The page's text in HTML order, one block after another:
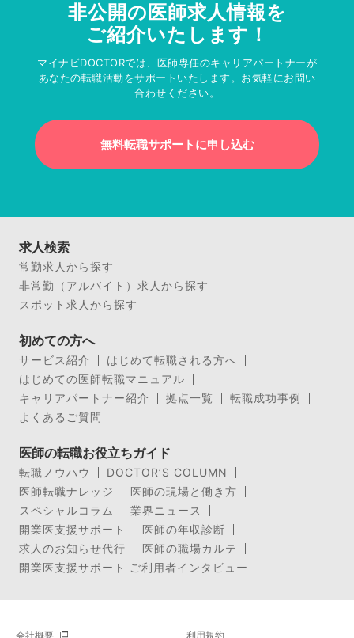
非公開の医師求人情報を
ご紹介いたします！
マイナビDOCTORでは、医師専任のキャリアパートナーが
あなたの転職活動をサポートいたします。お気軽にお問い
合わせください。
無料転職サポートに申し込む
求人検索
常勤求人から探す
非常勤（アルバイト）求人から探す
スポット求人から探す
初めての方へ
サービス紹介
はじめて転職される方へ
はじめての医師転職マニュアル
キャリアパートナー紹介
拠点一覧
転職成功事例
よくあるご質問
医師の転職お役立ちガイド
転職ノウハウ
DOCTOR’S COLUMN
医師転職ナレッジ
医師の現場と働き方
スペシャルコラム
業界ニュース
開業医支援サポート
医師の年収診断
求人のお知らせ代行
医師の職場カルテ
開業医支援サポート ご利用者インタビュー
会社概要 利用規約